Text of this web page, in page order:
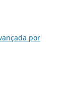
por